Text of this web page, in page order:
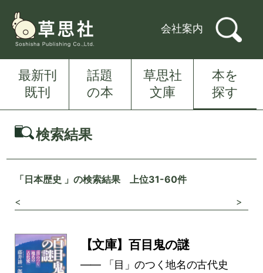
会社案内
最新刊
既刊
話題
の本
草思社
文庫
本を
探す
検索結果
「日本歴史 」の検索結果 上位31-60件
<
>
【文庫】百目鬼の謎
―― 「目」のつく地名の古代史